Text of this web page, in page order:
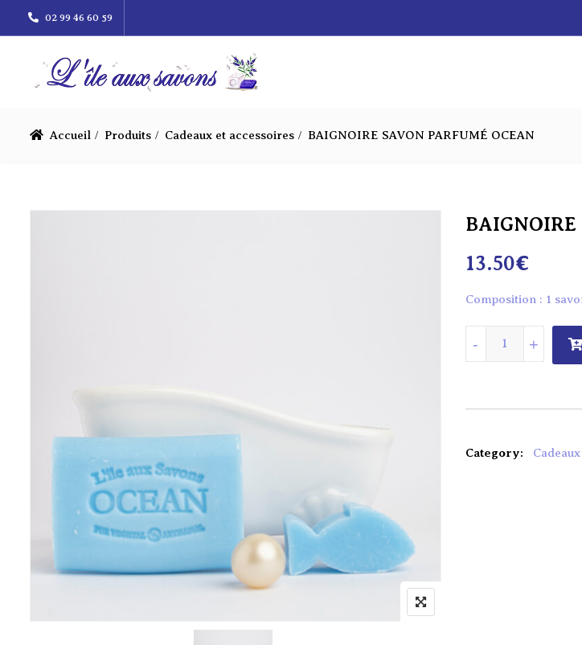
02 99 46 60 59
Accueil Produits Cadeaux et accessoires BAIGNOIRE SAVON PARFUMÉ OCEAN
BAIGNOIRE
13.50€
Composition : 1
quantité de
+
-
Category: